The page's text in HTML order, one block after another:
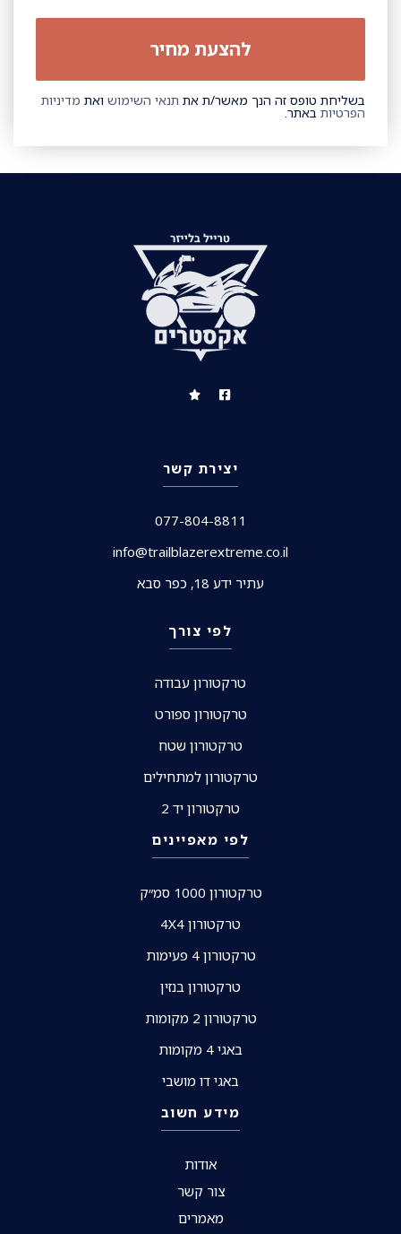
בשליחת טופס זה הנך מאשר/ת את תנאי השימוש ואת מדיניות
הפרטיות באתר.
יצירת קשר
077-804-8811
info@trailblazerextreme.co.il
עתיר ידע 18, כפר סבא
לפי צורך
טרקטורון עבודה
טרקטורון ספורט
טרקטורון שטח
טרקטורון למתחילים
טרקטורון יד 2
לפי מאפיינים
טרקטורון 1000 סמ״ק
טרקטורון 4X4
טרקטורון 4 פעימות
טרקטורון בנזין
טרקטורון 2 מקומות
באגי 4 מקומות
באגי דו מושבי
מידע חשוב
אודות
צור קשר
מאמרים